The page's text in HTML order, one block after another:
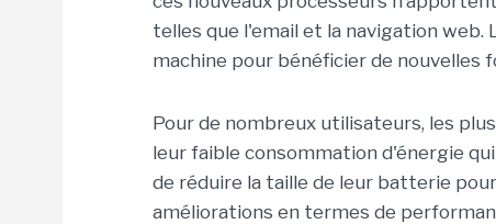
telles que l'email et la navigation
machine pour bénéficier de nouvelles
Pour de nombreux utilisateurs, les
leur faible consommation d'énergie
de réduire la taille de leur batterie
améliorations en termes de